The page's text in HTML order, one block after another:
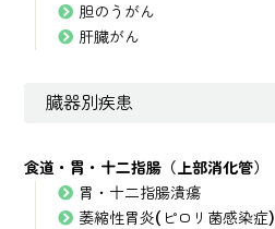
胆のうがん
肝臓がん
臓器別疾患
食道・胃・十二指腸（上部消化管）
胃・十二指腸潰瘍
萎縮性胃炎(ピロリ菌感染症)